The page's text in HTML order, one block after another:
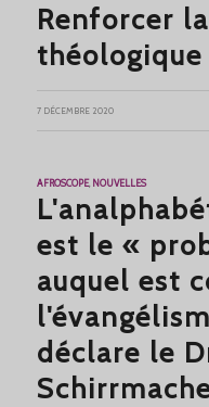
Renforcer
7 DÉCEMBRE 2020
AFROSCOPE, NOUVELLES
est le «
auquel est
déclare le